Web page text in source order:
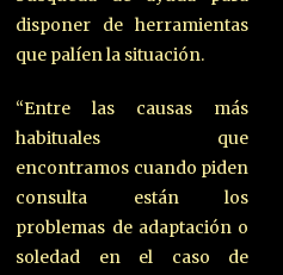
disponer de herramientas
que palíen la situación.
“Entre las causas más
habituales que
encontramos cuando piden
consulta están los
problemas de adaptación o
soledad en el caso de